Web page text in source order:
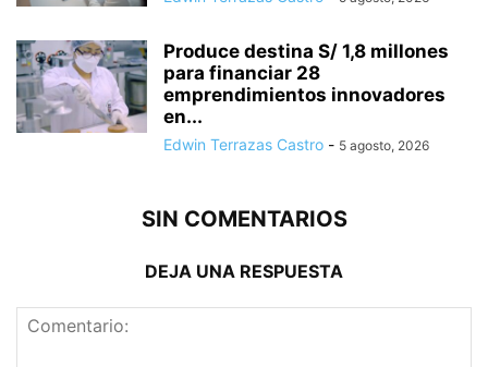
Produce destina S/ 1,8 millones
para financiar 28
emprendimientos innovadores
en...
Edwin Terrazas Castro - 5 agosto, 2026
SIN COMENTARIOS
DEJA UNA RESPUESTA